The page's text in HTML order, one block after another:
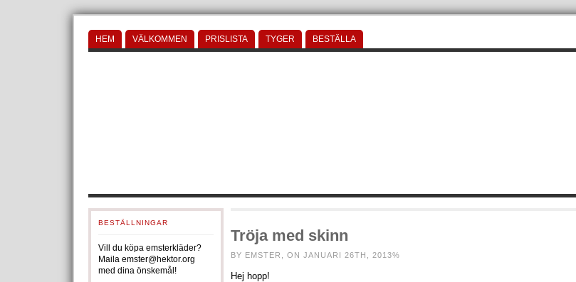
HEM VÄLKOMMEN PRISLISTA TYGER BESTÄLLA
BESTÄLLNINGAR
Vill du köpa emsterkläder?
Maila emster@hektor.org
med dina önskemål!
Tröja med skinn
BY EMSTER, ON JANUARI 26TH, 2013%
Hej hopp!